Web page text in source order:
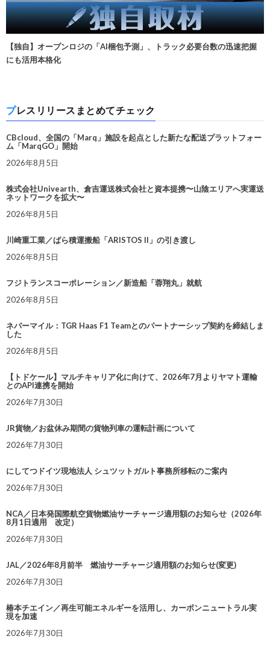
【独自】オープンロジの「AI梱包予測」、トラック必要台数の迅速把握
にも活用本格化
プレスリリースまとめてチェック
CBcloud、全国の「Marq」施設を起点とした新たな配送プラットフォー
ム「MarqGO」開始
2026年8月5日
株式会社Univearth、倉吉運送株式会社と資本提携〜山陰エリアへ実運送
ネットワークを拡大〜
2026年8月5日
川崎重工業／ばら積運搬船「ARISTOS II」の引き渡し
2026年8月5日
フジトランスコーポレーション／新造船「蓉翔丸」就航
2026年8月5日
ネバーマイル：TGR Haas F1 Teamとのパートナーシップ契約を締結しま
した
2026年8月5日
【トドケール】マルチキャリア化に向けて、2026年7月よりヤマト運輸
とのAPI連携を開始
2026年7月30日
JR貨物／お盆休み期間の貨物列車の運転計画について
2026年7月30日
にしてつドイツ現地法人 シュツットガルト事務所移転のご案内
2026年7月30日
NCA／日本発国際航空貨物燃油サーチャージ適用額のお知らせ（2026年
8月1日適用 改定）
2026年7月30日
JAL／2026年8月前半 燃油サーチャージ適用額のお知らせ(変更)
2026年7月30日
椿本チエイン／再生可能エネルギーを活用し、カーボンニュートラル実
現を加速
2026年7月30日